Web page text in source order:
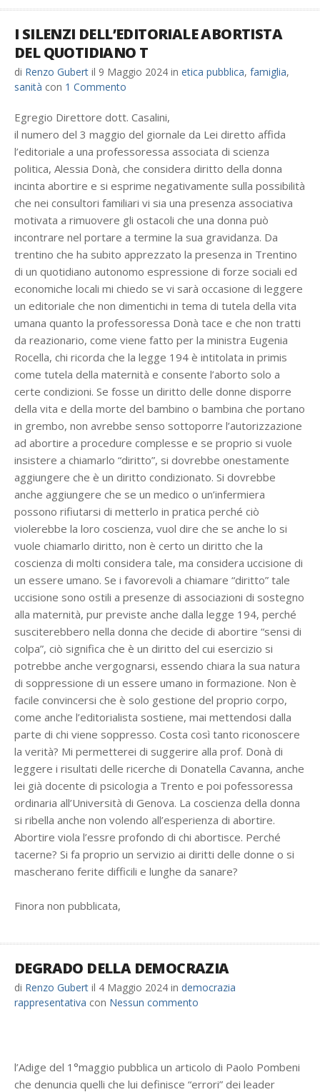
I SILENZI DELL’EDITORIALE ABORTISTA
DEL QUOTIDIANO T
di Renzo Gubert il 9 Maggio 2024 in etica pubblica, famiglia,
sanità con 1 Commento
Egregio Direttore dott. Casalini,
il numero del 3 maggio del giornale da Lei diretto affida
l’editoriale a una professoressa associata di scienza
politica, Alessia Donà, che considera diritto della donna
incinta abortire e si esprime negativamente sulla possibilità
che nei consultori familiari vi sia una presenza associativa
motivata a rimuovere gli ostacoli che una donna può
incontrare nel portare a termine la sua gravidanza. Da
trentino che ha subito apprezzato la presenza in Trentino
di un quotidiano autonomo espressione di forze sociali ed
economiche locali mi chiedo se vi sarà occasione di leggere
un editoriale che non dimentichi in tema di tutela della vita
umana quanto la professoressa Donà tace e che non tratti
da reazionario, come viene fatto per la ministra Eugenia
Rocella, chi ricorda che la legge 194 è intitolata in primis
come tutela della maternità e consente l’aborto solo a
certe condizioni. Se fosse un diritto delle donne disporre
della vita e della morte del bambino o bambina che portano
in grembo, non avrebbe senso sottoporre l’autorizzazione
ad abortire a procedure complesse e se proprio si vuole
insistere a chiamarlo “diritto”, si dovrebbe onestamente
aggiungere che è un diritto condizionato. Si dovrebbe
anche aggiungere che se un medico o un’infermiera
possono rifiutarsi di metterlo in pratica perché ciò
violerebbe la loro coscienza, vuol dire che se anche lo si
vuole chiamarlo diritto, non è certo un diritto che la
coscienza di molti considera tale, ma considera uccisione di
un essere umano. Se i favorevoli a chiamare “diritto” tale
uccisione sono ostili a presenze di associazioni di sostegno
alla maternità, pur previste anche dalla legge 194, perché
susciterebbero nella donna che decide di abortire “sensi di
colpa”, ciò significa che è un diritto del cui esercizio si
potrebbe anche vergognarsi, essendo chiara la sua natura
di soppressione di un essere umano in formazione. Non è
facile convincersi che è solo gestione del proprio corpo,
come anche l’editorialista sostiene, mai mettendosi dalla
parte di chi viene soppresso. Costa così tanto riconoscere
la verità? Mi permetterei di suggerire alla prof. Donà di
leggere i risultati delle ricerche di Donatella Cavanna, anche
lei già docente di psicologia a Trento e poi pofessoressa
ordinaria all’Università di Genova. La coscienza della donna
si ribella anche non volendo all’esperienza di abortire.
Abortire viola l’essre profondo di chi abortisce. Perché
tacerne? Si fa proprio un servizio ai diritti delle donne o si
mascherano ferite difficili e lunghe da sanare?
Finora non pubblicata,
DEGRADO DELLA DEMOCRAZIA
di Renzo Gubert il 4 Maggio 2024 in democrazia
rappresentativa con Nessun commento
l’Adige del 1°maggio pubblica un articolo di Paolo Pombeni
che denuncia quelli che lui definisce “errori” dei leader